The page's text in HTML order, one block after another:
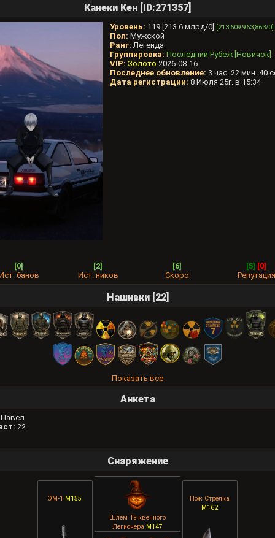
Канеки Кен [ID:271357]
Уровень: 119 [213.6 млрд/0] [213,609,963,863/0]
Пол: Мужской
Ранг: Легенда
Группировка: Последний Рубеж [Новичок]
VIP: Золото 2026-08-16
Последнее обновление: 3 час. 22 мин. 40
Дата регистрации: 8 Июля 25г. в 15:34
[0]
банов
[2]
Ист. ников
[6]
Скоро
[5] [0]
Репутация
Нашивки [22]
Показать все
Анкета
Павел
22
Снаряжение
ЭМ-1 M155
Шлем Тыквенного
Легионера M147
Нож Стрелка
M162